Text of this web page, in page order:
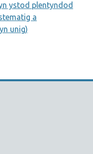
ystod plentyndod
a
unig)